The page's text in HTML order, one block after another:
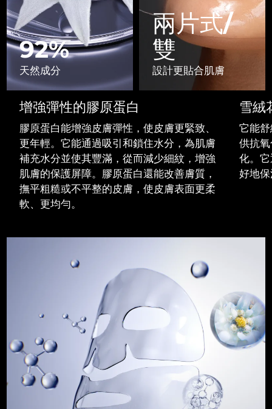
92%
天然成分
兩片式/
雙
設計更貼合肌膚
增強彈性的膠原蛋白
膠原蛋白能增強皮膚彈性，使皮膚更緊致、
更年輕。它能通過吸引和鎖住水分，為肌膚
補充水分並使其豐滿，從而減少細紋，增強
肌膚的保護屏障。膠原蛋白還能改善膚質，
撫平粗糙或不平整的皮膚，使皮膚表面更柔
軟、更均勻。
雪絨
它能
供抗
化。
好地
FOREO APP
關於我們
科威特 預計送達日期8/10/26
拉脫維亞 預計送達日期8/10/26
黎巴嫩 預計送達日期
盧森堡 預計送達日期 8/10/26
中國澳門特別行政區 預計送達日期 8/12/26
馬來西亞 預計送達日期 8/13/26
馬爾他
墨西哥 預計送達日期8/14/26
預計送達日期
預計送達日期 8/10/26
預計送達日期8/10/26
挪威 預計送達日期 8/10/26
阿曼 預計送達日期